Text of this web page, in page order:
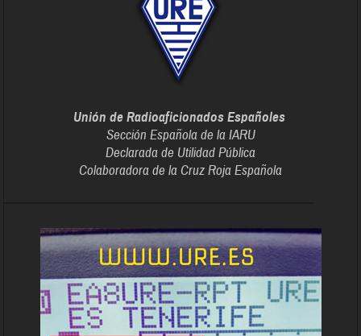
Unión de Radioaficionados Españoles
Sección Española de la IARU
Declarada de Utilidad Pública
Colaboradora de la Cruz Roja Española